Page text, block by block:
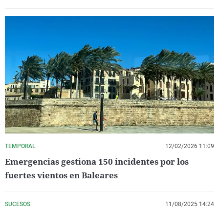
TEMPORAL 12/02/2026 11:09
Emergencias gestiona 150 incidentes por los
fuertes vientos en Baleares
SUCESOS 11/08/2025 14:24